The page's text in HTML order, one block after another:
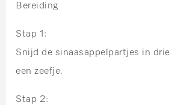
Bereiding
Stap 1:
Snijd de sinaasappelpartjes in
een zeefje.
Stap 2: